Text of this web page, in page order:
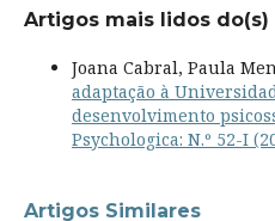
Artigos mais lidos do(s)
Joana Cabral, Paula
adaptação à
desenvolvimento
Psychologica: N.º 52-I
Artigos Similares